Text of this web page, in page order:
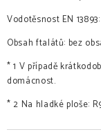
Vodotěsnost EN
Obsah ftalátů: bez
* 1 V případě
domácnost.
* 2 Na hladké ploše: